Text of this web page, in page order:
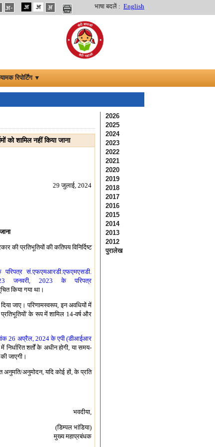
भाषा बदलें : English
रिपोर्टिंग ▼
को शामिल नहीं किया जाना
29 जुलाई, 2024
की प्रतिभूतियों की कतिपय विनिर्दिष्ट
सं.एफएमआरडी.एफएमएसडी.
जनवरी, 2023 के परिपत्र
किया गया था।
जाए। परिणामस्वरूप, इन अवधियों में
प्रतिभूतियों' के रूप में शामिल 14-वर्ष और
26 अप्रैल, 2024 के एपी (डीआईआर
में निर्धारित शर्तों के अधीन होगी, या समय-
जाएगी।
अनुमति/अनुमोदन, यदि कोई हों, के प्रति
भवदीया,
(डिम्पल भांडिया)
मुख्य महाप्रबंधक
2026
2025
2024
2023
2022
2021
2020
2019
2018
2017
2016
2015
2014
2013
2012
पुरालेख